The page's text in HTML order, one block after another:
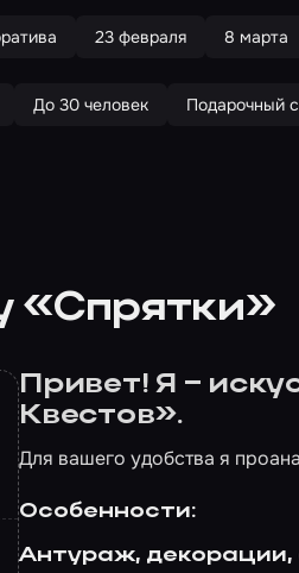
23 февраля 8 марта
До 30 человек Подарочный
«Спрятки»
Привет! Я –
Квестов».
Для вашего удобства я
Особенности:
Антураж,